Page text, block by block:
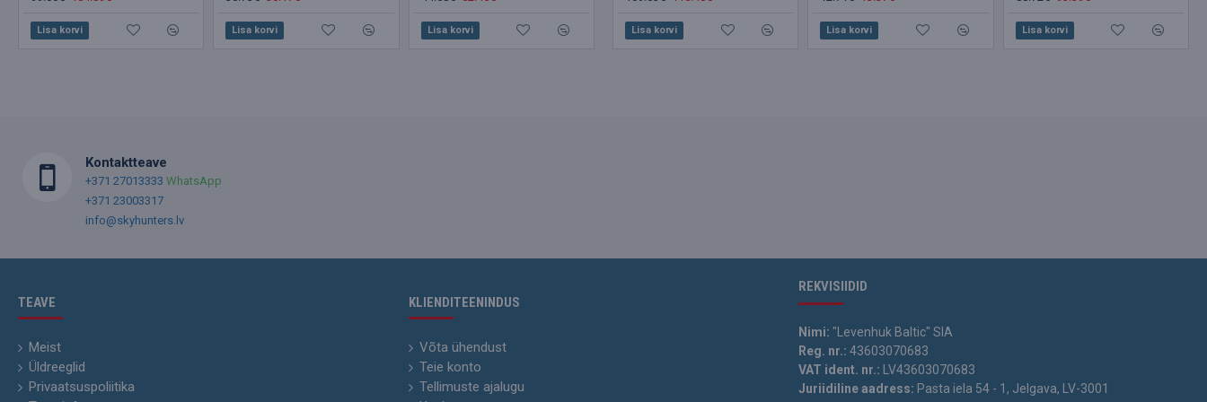
Lisa korvi Lisa korvi Lisa korvi Lisa korvi Lisa korvi
Lisa korvi Lisa korvi Lisa korvi
Kontaktteave
+371 27013333 WhatsApp
+371 23003317
info@skyhunters.lv
TEAVE
Meist
Üldreeglid
Privaatsuspoliitika
KLIENDITEENINDUS
Võta ühendust
Teie konto
Tellimuste ajalugu
REKVISIIDID
Nimi: "Levenhuk Baltic" SIA
Reg. nr.: 43603070683
VAT ident. nr.: LV43603070683
Juriidiline aadress: Pasta iela 54 - 1, Jelgava, LV-3001